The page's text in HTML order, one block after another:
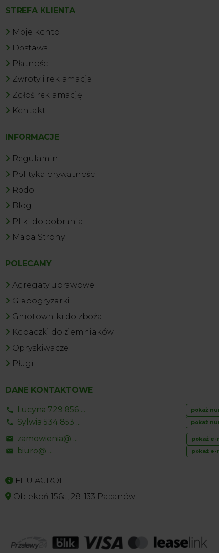
STREFA KLIENTA
Moje konto
Dostawa
Płatności
Zwroty i reklamacje
Zgłoś reklamację
Kontakt
INFORMACJE
Regulamin
Polityka prywatności
Rodo
Blog
Pliki do pobrania
Mapa Strony
POLECAMY
Agregaty uprawowe
Glebogryzarki
Gniotowniki do zboża
Kopaczki do ziemniaków
Opryskiwacze
Pługi
DANE KONTAKTOWE
Lucyna 729 856 ... pokaż
Sylwia 534 853 ... pokaż
zamowienia@ ... pokaż e-
biuro@ ... pokaż e-
FHU AGROL
Oblekoń 156a, 28-133 Pacanów